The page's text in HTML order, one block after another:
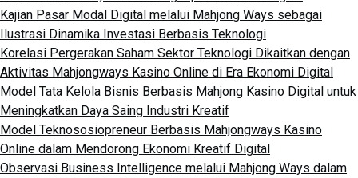
Kajian Pasar Modal Digital melalui Mahjong Ways sebagai
Ilustrasi Dinamika Investasi Berbasis Teknologi
Korelasi Pergerakan Saham Sektor Teknologi Dikaitkan dengan
Aktivitas Mahjongways Kasino Online di Era Ekonomi Digital
Model Tata Kelola Bisnis Berbasis Mahjong Kasino Digital untuk
Meningkatkan Daya Saing Industri Kreatif
Model Teknososiopreneur Berbasis Mahjongways Kasino
Online dalam Mendorong Ekonomi Kreatif Digital
Observasi Business Intelligence melalui Mahjong Ways dalam